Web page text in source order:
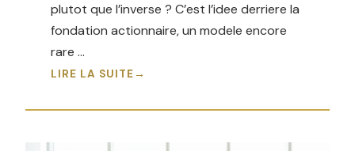
plutot que l’inverse ? C’est l’idee derriere la
fondation actionnaire, un modele encore
rare …
LIRE LA SUITE